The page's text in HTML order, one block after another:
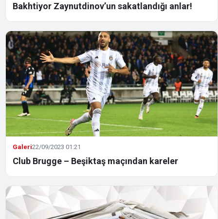
Bakhtiyor Zaynutdinov’un sakatlandığı anlar!
Galeri22/09/2023 01:21
Club Brugge – Beşiktaş maçından kareler